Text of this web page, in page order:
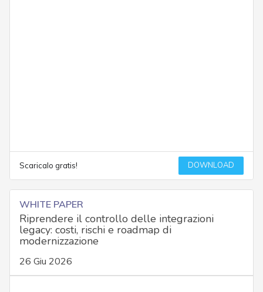
Scaricalo gratis! DOWNLOAD
WHITE PAPER
Riprendere il controllo delle integrazioni
legacy: costi, rischi e roadmap di
modernizzazione
26 Giu 2026